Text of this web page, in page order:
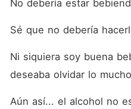
No debería estar
Sé que no debería
Ni siquiera soy buena
deseaba olvidar lo
Aún así... el alcohol no